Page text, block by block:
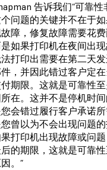
告诉我们“可靠性
问题的关键并不在于
障，修复故障需要花费
如果打印机在夜间出
打印出需要在第二天
，并因此错过客户定
期限。这就是可靠性
在。这并不是停机时
会错过履行客户承诺
曾以为不会出现问题的
打印机出现故障或问
的期限，这就是可靠
。”